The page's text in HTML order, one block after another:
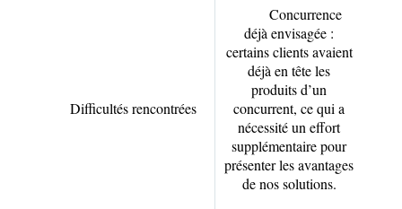
Difficultés rencontrées
Concurrence
déjà envisagée :
certains clients avaient
déjà en tête les
produits d’un
concurrent, ce qui a
nécessité un effort
supplémentaire pour
présenter les avantages
de nos solutions.